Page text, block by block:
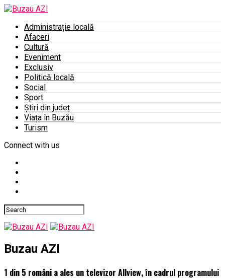
Administrație locală
Afaceri
Cultură
Eveniment
Exclusiv
Politică locală
Social
Sport
Știri din județ
Viața în Buzău
Turism
Connect with us
Buzau AZI
1 din 5 români a ales un televizor Allview, în cadrul programului